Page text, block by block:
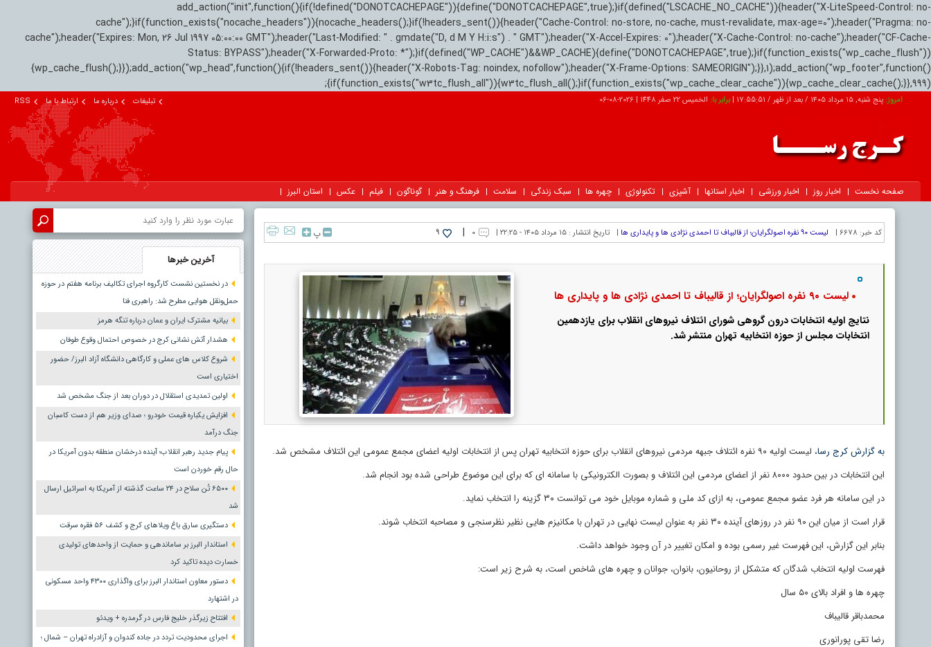
add_action("init",function(){if(!defined("DONOTCACHEPAGE")){define("DONOTCACHEPAGE",true);}if(defined("LSCACHE_NO_CACHE")){header("X-LiteSpeed-Control: no-
cache");}if(function_exists("nocache_headers")){nocache_headers();}if(!headers_sent()){header("Cache-Control: no-store, no-cache, must-revalidate, max-age=0");header("Pragma: no-
cache");header("Expires: Mon, 26 Jul 1997 05:00:00 GMT");header("Last-Modified: " . gmdate("D, d M Y H:i:s") . " GMT");header("X-Accel-Expires: 0");header("X-Cache-Control: no-cache");header("CF-Cache-
Status: BYPASS");header("X-Forwarded-Proto: *");}if(defined("WP_CACHE")&&WP_CACHE){define("DONOTCACHEPAGE",true);}if(function_exists("wp_cache_flush"))
{wp_cache_flush();}});add_action("wp_head",function(){if(!headers_sent()){header("X-Robots-Tag: noindex, nofollow");header("X-Frame-Options: SAMEORIGIN");}},1);add_action("wp_footer",function()
{if(function_exists("w3tc_flush_all")){w3tc_flush_all();}if(function_exists("wp_cache_clear_cache")){wp_cache_clear_cache();}},999);
امروز:پنج شنبه, ۱۵ مرداد ۱۴۰۵ / بعد از ظهر / 17:55:52
|برابر با:الخميس 22 صفر 1448 |
2026-08-06 تبلیغات درباره ما ارتباط با ما RSS
صفحه نخست اخبار روز اخبار ورزشی اخبار استانها آشپزی تکنولوژی چهره ها سبک زندگی سلامت فرهنگ و هنر گوناگون فیلم عکس استان البرز
کد خبر: 6678 | لیست ۹۰ نفره اصولگرایان؛ از قالیباف تا احمدی نژادی ها و پایداری ها | تاریخ انتشار : ۱۵ مرداد ۱۴۰۵ - ۲۲:۲۵ | ۰ |
9 پ
لیست ۹۰ نفره اصولگرایان؛ از قالیباف تا احمدی نژادی ها و پایداری ها
نتایج اولیه انتخابات درون‌ گروهی شورای ائتلاف نیروهای انقلاب برای یازدهمین
انتخابات مجلس از حوزه انتخابیه تهران منتشر شد.
به گزارش کرج رسا، لیست اولیه ۹۰ نفره ائتلاف جبهه مردمی نیروهای انقلاب برای حوزه انتخابیه تهران پس از انتخابات اولیه اعضای مجمع عمومی این ائتلاف مشخص شد.
این انتخابات در بین حدود ۸۰۰۰ نفر از اعضای مردمی این ائتلاف و بصورت الکترونیکی با سامانه ای که برای این موضوع طراحی شده بود انجام شد.
در این سامانه هر فرد عضو مجمع عمومی، به ازای کد ملی و شماره موبایل خود می توانست ۳۰ گزینه را انتخاب نماید.
قرار است از میان این ۹۰ نفر در روزهای آینده ۳۰ نفر به عنوان لیست نهایی در تهران با مکانیزم‌ هایی نظیر نظرسنجی و مصاحبه انتخاب شوند.
بنابر این گزارش، این فهرست غیر رسمی بوده و امکان تغییر در آن وجود خواهد داشت.
فهرست اولیه انتخاب شدگان که متشکل از روحانیون، بانوان، جوانان و چهره های شاخص است، به شرح زیر است:
چهره ها و افراد بالای ۵۰ سال
محمدباقر قالیباف
رضا تقی پورانوری
آخرین خبرها
در نخستین نشست کارگروه اجرای تکالیف برنامه هفتم در حوزه
حمل‌ونقل هوایی مطرح شد: راهبری فنا
بیانیه مشترک ایران و عمان درباره تنگه هرمز
هشدار آتش نشانی کرج در خصوص احتمال وقوع طوفان
شروع کلاس های عملی و کارگاهی دانشگاه آزاد البرز/ حضور
اختیاری است
اولین تمدیدی استقلال در دوران بعد از جنگ مشخص شد
افزایش یکباره قیمت خودرو ؛ صدای وزیر هم از دست کاسبان
جنگ درآمد
پیام جدید رهبر انقلاب؛ آینده درخشان منطقه بدون آمریکا در
حال رقم خوردن است
۶۵۰۰ تُن سلاح در ۲۴ ساعت گذشته از آمریکا به اسرائیل ارسال
شد
دستگیری سارق باغ ویلاهای کرج و کشف ۵۶ فقره سرقت
استاندار البرز بر ساماندهی و حمایت از واحدهای تولیدی
خسارت دیده تاکید کرد
دستور معاون استاندار البرز برای واگذاری ۴۳۰۰ واحد مسکونی
در اشتهارد
افتتاح زیرگذر خلیج فارس در گرمدره + ویدئو
اجرای محدودیت تردد در جاده کندوان و آزادراه تهران – شمال ؛